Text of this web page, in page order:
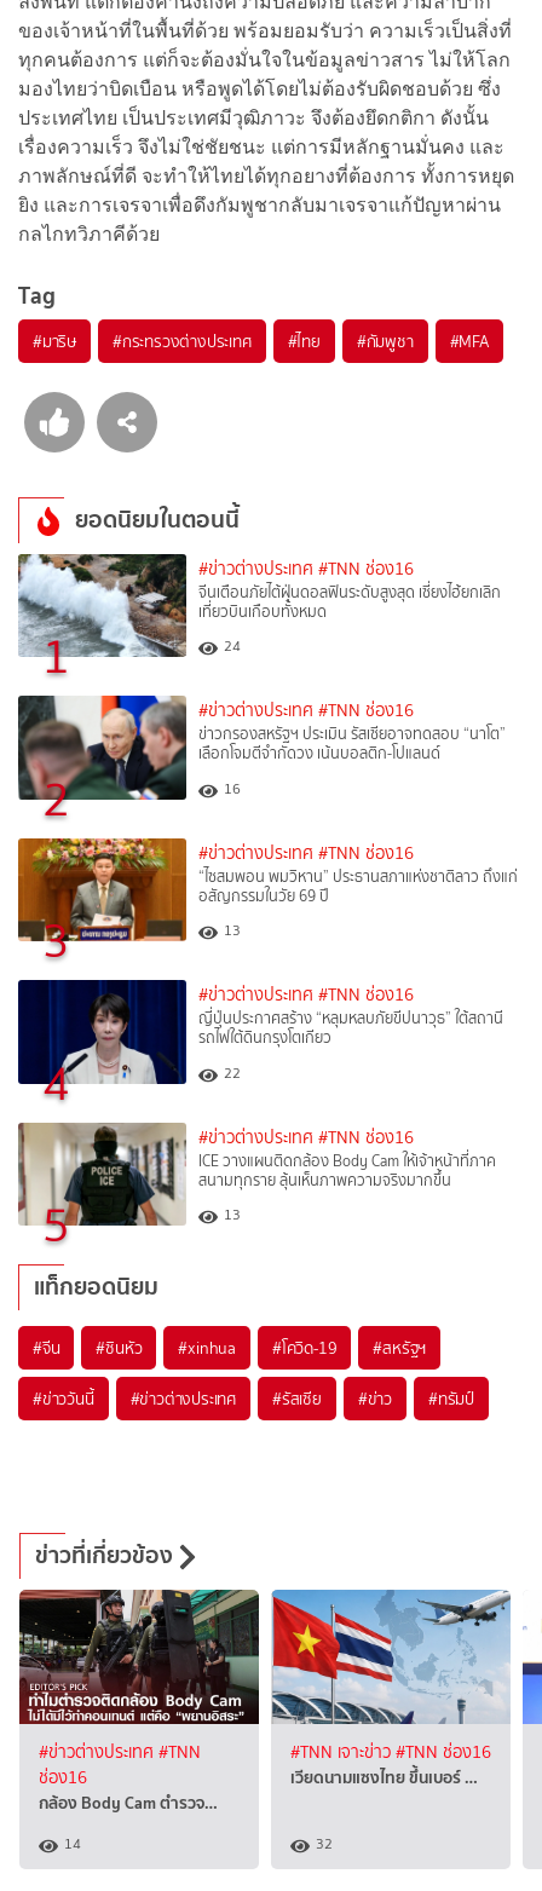
ของเจ้าหน้าที่ในพื้นที่ด้วย พร้อมยอมรับว่า ความเร็วเป็นสิ่งที่
ทุกคนต้องการ แต่ก็จะต้องมั่นใจในข้อมูลข่าวสาร ไม่ให้โลก
มองไทยว่าบิดเบือน หรือพูดได้โดยไม่ต้องรับผิดชอบด้วย ซึ่ง
ประเทศไทย เป็นประเทศมีวุฒิภาวะ จึงต้องยึดกติกา ดังนั้น
เรื่องความเร็ว จึงไม่ใช่ชัยชนะ แต่การมีหลักฐานมั่นคง และ
ภาพลักษณ์ที่ดี จะทำให้ไทยได้ทุกอยางที่ต้องการ ทั้งการหยุด
ยิง และการเจรจาเพื่อดึงกัมพูชากลับมาเจรจาแก้ปัญหาผ่าน
กลไกทวิภาคีด้วย
Tag
#มาริษ #กระทรวงต่างประเทศ #ไทย #กัมพูชา #MFA
ยอดนิยมในตอนนี้
1
#ข่าวต่างประเทศ #TNN ช่อง16
จีนเตือนภัยไต้ฝุ่นดอลฟินระดับสูงสุด เซี่ยงไฮ้ยกเลิก
เที่ยวบินเกือบทั้งหมด
24
2
#ข่าวต่างประเทศ #TNN ช่อง16
ข่าวกรองสหรัฐฯ ประเมิน รัสเซียอาจทดสอบ “นาโต”
เลือกโจมตีจำกัดวง เน้นบอลติก-โปแลนด์
16
3
#ข่าวต่างประเทศ #TNN ช่อง16
“ไซสมพอน พมวิหาน” ประธานสภาแห่งชาติลาว ถึงแก่
อสัญกรรมในวัย 69 ปี
13
4
#ข่าวต่างประเทศ #TNN ช่อง16
ญี่ปุ่นประกาศสร้าง “หลุมหลบภัยขีปนาวุธ” ใต้สถานี
รถไฟใต้ดินกรุงโตเกียว
22
5
#ข่าวต่างประเทศ #TNN ช่อง16
ICE วางแผนติดกล้อง Body Cam ให้เจ้าหน้าที่ภาค
สนามทุกราย ลุ้นเห็นภาพความจริงมากขึ้น
13
แท็กยอดนิยม
#จีน #ซินหัว #xinhua #โควิด-19 #สหรัฐฯ
#ข่าววันนี้ #ข่าวต่างประเทศ #รัสเซีย #ข่าว #ทรัมป์
ข่าวที่เกี่ยวข้อง
#ข่าวต่างประเทศ #TNN
ช่อง16
กล้อง Body Cam ตำรวจ…
14
#TNN เจาะข่าว#TNN ช่อง16
เวียดนามแซงไทย ขึ้นเบอร์ …
32